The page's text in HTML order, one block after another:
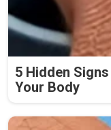
5 Hidden
Your Body